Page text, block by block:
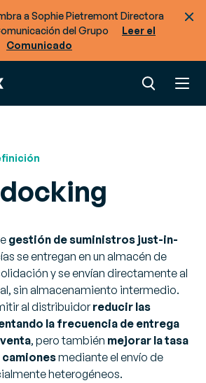
a Sophie Pietremont Directora
del Grupo
Leer el
Comunicado
gestión de suministros just-in-
se entregan en un almacén de
y se envían directamente al
sin almacenamiento intermedio.
al distribuidorreducir las
la frecuencia de entrega
, pero también mejorar la tasa
camionesmediante el envío de
heterogéneos.